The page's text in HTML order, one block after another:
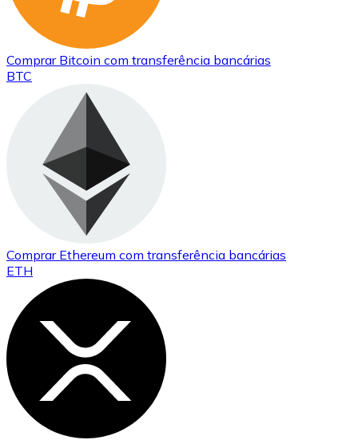
Comprar Bitcoin com transferência bancárias
BTC
Comprar Ethereum com transferência bancárias
ETH